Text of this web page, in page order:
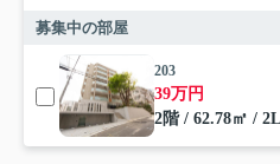
募集中の部屋
203
39万円
2階 / 62.78㎡ /